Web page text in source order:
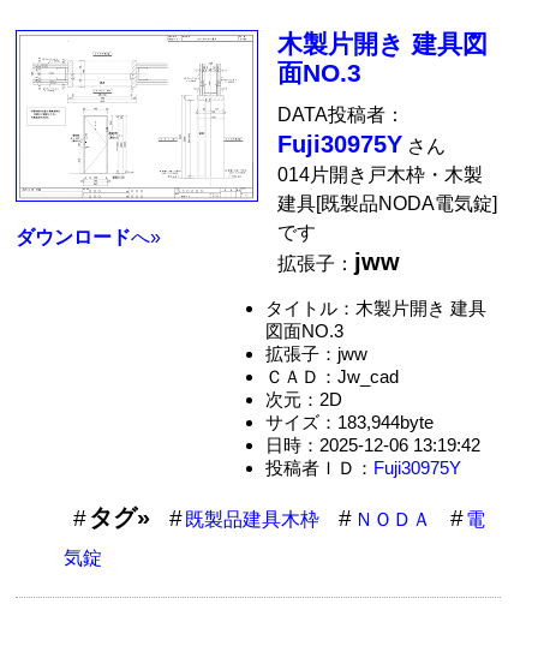
ダウンロードへ»
木製片開き 建具図
面NO.3
DATA投稿者：
Fuji30975Y さん
014片開き戸木枠・木製
建具[既製品NODA電気錠]
です
拡張子： jww
タイトル：木製片開き 建具
図面NO.3
拡張子：jww
ＣＡＤ：Jw_cad
次元：2D
サイズ：183,944byte
日時：2025-12-06 13:19:42
投稿者ＩＤ： Fuji30975Y
タグ» 既製品建具木枠 ＮＯＤＡ
電
気錠